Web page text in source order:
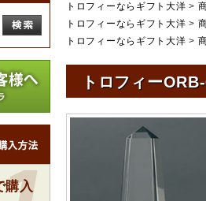
トロフィーならギフト大洋
トロフィーならギフト大洋
トロフィーならギフト大洋
トロフィー
購入